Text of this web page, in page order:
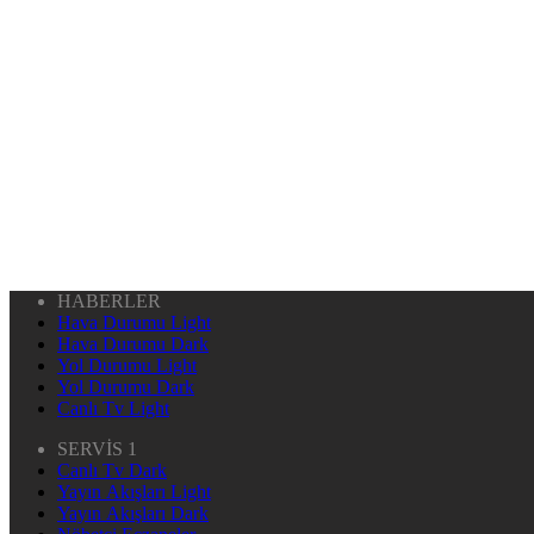
HABERLER
Hava Durumu Light
Hava Durumu Dark
Yol Durumu Light
Yol Durumu Dark
Canlı Tv Light
SERVİS 1
Canlı Tv Dark
Yayın Akışları Light
Yayın Akışları Dark